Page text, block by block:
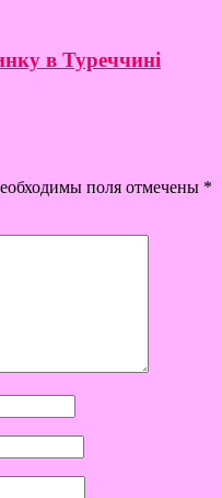
в Туреччині
поля отмечены *